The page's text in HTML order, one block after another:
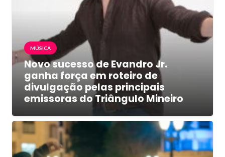
MÚSICA
Novo sucesso de Evandro Jr.
ganha força em roteiro de
divulgação pelas principais
emissoras do Triângulo Mineiro